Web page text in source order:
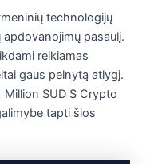
technologijų
pasaulį.
reikiamas
gaus pelnytą atlygį.
Million SUD $ Crypto
tapti šios